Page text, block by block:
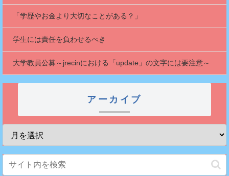
「学歴やお金より大切なことがある？」
学生には責任を負わせるべき
大学教員公募～jrecinにおける「update」の文字には要注意～
アーカイブ